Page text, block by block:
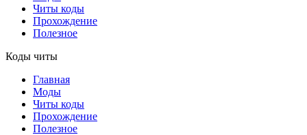
Читы коды
Прохождение
Полезное
Коды читы
Главная
Моды
Читы коды
Прохождение
Полезное